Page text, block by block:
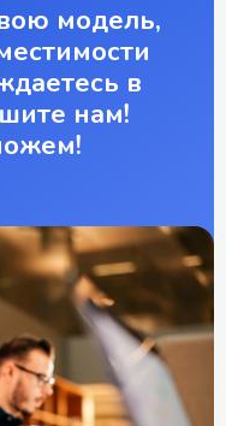
модель,
в
нам!